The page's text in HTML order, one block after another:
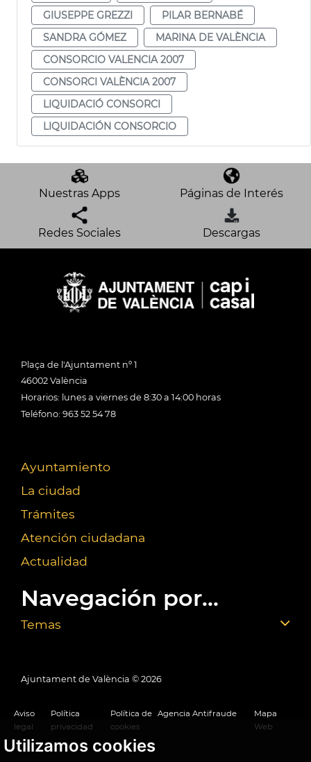
Utilizamos cookies
GIUSEPPE GREZZI
PILAR BERNABÉ
SANDRA GÓMEZ
MARINA DE VALÈNCIA
CONSORCIO VALENCIA 2007
CONSORCI VALÈNCIA 2007
LIQUIDACIÓ CONSORCI
LIQUIDACIÓN CONSORCIO
Nuestras Apps Páginas de Interés
Redes Sociales Descargas
Plaça de l'Ajuntament nº 1
46002 València
Horarios: lunes a viernes de 8:30 a 14:00 horas
Teléfono: 963 52 54 78
Ayuntamiento
La ciudad
Trámites
Atención ciudadana
Actualidad
Navegación por...
Temas
Ajuntament de València © 2026
Aviso
legal
Política
privacidad
Política de
cookies
Agencia Antifraude
Mapa
Web